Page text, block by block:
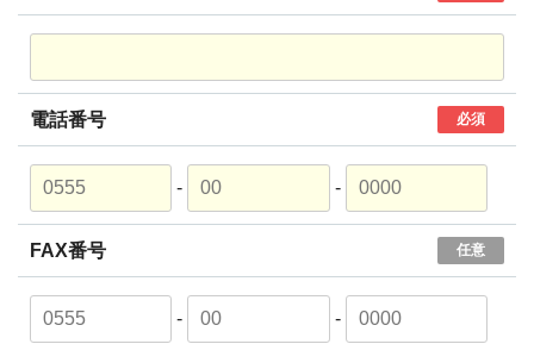
電話番号 必須
- -
FAX番号 任意
- -